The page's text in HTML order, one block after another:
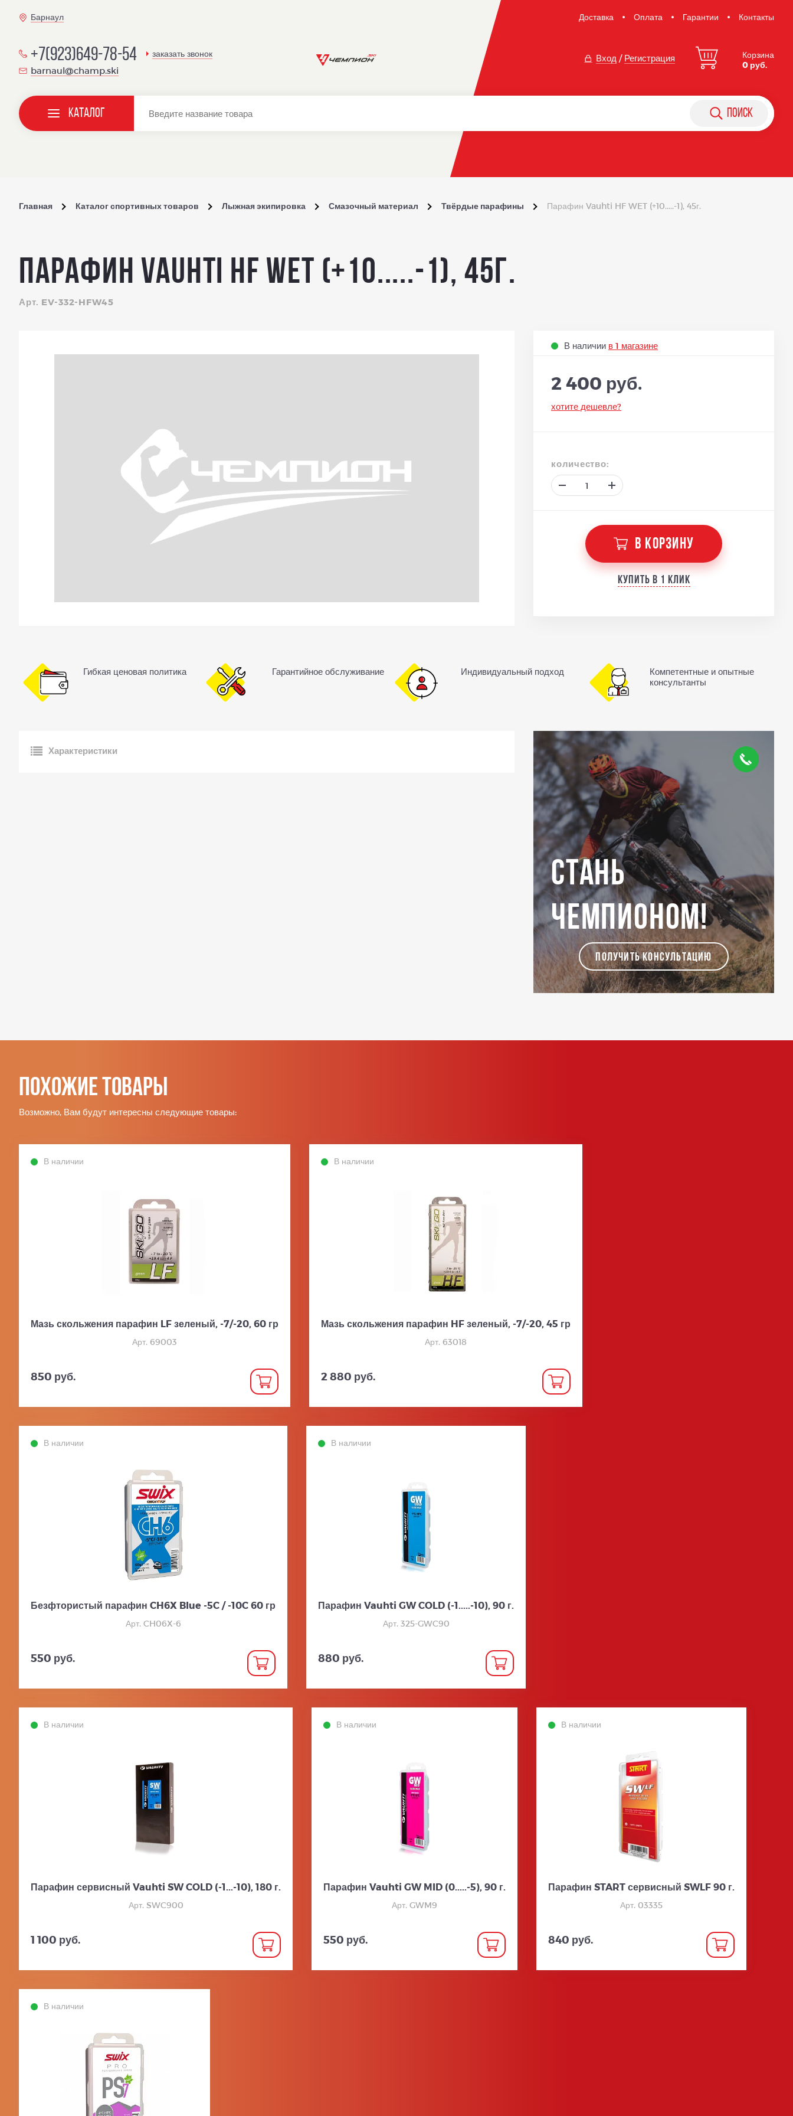
Барнаул Доставка Оплата Гарантии Контакты
+7(923)649-78-54 заказать звонок
barnaul@champ.ski
Вход / Регистрация
Корзина
0 руб.
Каталог поиск
Главная Каталог спортивных товаров Лыжная экипировка Смазочный материал Твёрдые парафины Парафин Vauhti HF WET (+10.....-1), 45г.
Парафин Vauhti HF WET (+10.....-1), 45г.
Арт. EV-332-HFW45
В наличии в 1 магазине
2 400 руб.
хотите дешевле?
количество:
В КОРЗИНУ
Купить в 1 клик
Гибкая ценовая политика Гарантийное обслуживание Индивидуальный подход
Компетентные и опытные
консультанты
Характеристики
Стань
чемпионом!
ПОЛУЧИТЬ КОНСУЛЬТАЦИЮ
Похожие товары
Возможно, Вам будут интересны следующие товары:
В наличии
Мазь скольжения парафин LF зеленый, -7/-20, 60 гр
Арт. 69003
850 руб.
В наличии
Мазь скольжения парафин HF зеленый, -7/-20, 45 гр
Арт. 63018
2 880 руб.
В наличии
Безфтористый парафин CH6X Blue -5C / -10C 60 гр
Арт. CH06X-6
550 руб.
В наличии
Парафин Vauhti GW COLD (-1.....-10), 90 г.
Арт. 325-GWC90
880 руб.
В наличии
Парафин сервисный Vauhti SW COLD (-1...-10), 180 г.
Арт. SWC900
1 100 руб.
В наличии
Парафин Vauhti GW MID (0.....-5), 90 г.
Арт. GWM9
550 руб.
В наличии
Парафин START сервисный SWLF 90 г.
Арт. 03335
840 руб.
В наличии